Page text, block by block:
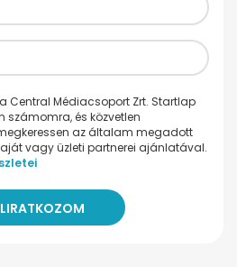
Central Médiacsoport Zrt. Startlap
számomra, és közvetlen
az általam megadott
vagy üzleti partnerei ajánlatával.